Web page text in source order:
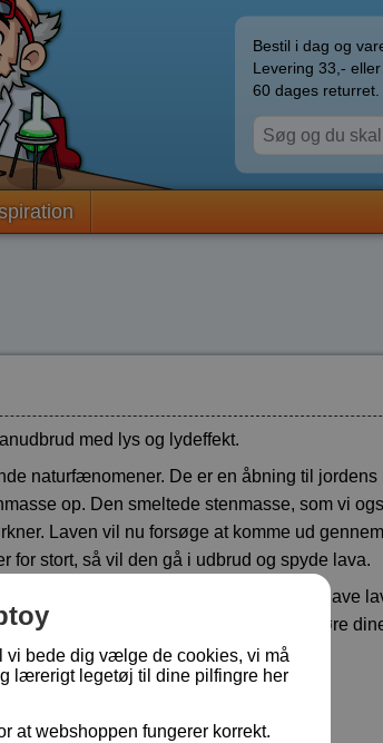
Bestil i dag og
Levering 33,-
60 dages returret.
med lys og lydeffekt.
naturfænomener. De er en åbning til jordens
op. Den smeltede stenmasse, som vi
Laven vil nu forsøge at komme ud
for stort, så vil den gå i udbrud og spyde lava.
bygge flere forskellige typer af vulkaner, lave
dine vulkaneksperimneter, så du kan gøre
på engelsk
vi bede dig vælge de cookies, vi må
lærerigt legetøj til dine pilfingre her
at webshoppen fungerer korrekt.